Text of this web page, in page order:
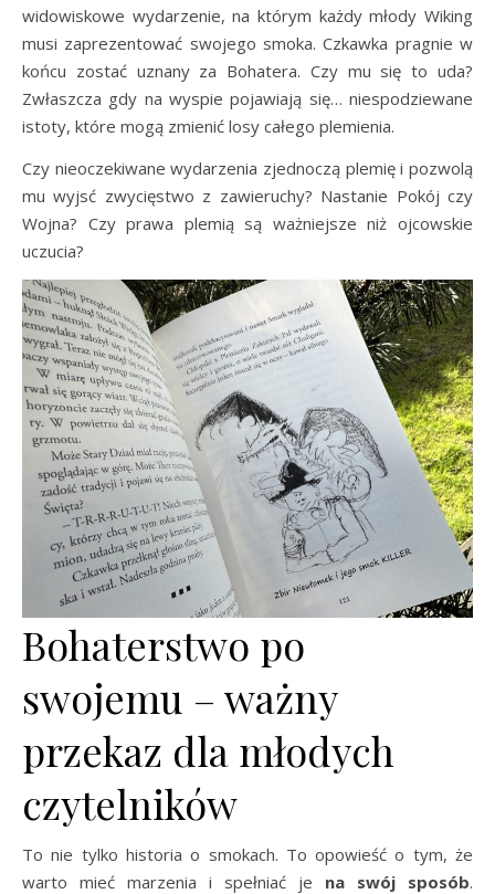
widowiskowe wydarzenie, na którym każdy młody Wiking
musi zaprezentować swojego smoka. Czkawka pragnie w
końcu zostać uznany za Bohatera. Czy mu się to uda?
Zwłaszcza gdy na wyspie pojawiają się… niespodziewane
istoty, które mogą zmienić losy całego plemienia.
Czy nieoczekiwane wydarzenia zjednoczą plemię i pozwolą
mu wyjsć zwycięstwo z zawieruchy? Nastanie Pokój czy
Wojna? Czy prawa plemią są ważniejsze niż ojcowskie
uczucia?
Bohaterstwo po
swojemu – ważny
przekaz dla młodych
czytelników
To nie tylko historia o smokach. To opowieść o tym, że
warto mieć marzenia i spełniać je na swój sposób.